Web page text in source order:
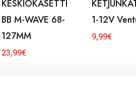
KESKIÖKASETTI
BB M-WAVE 68-
127MM
23,99€
1-12V
9,99€